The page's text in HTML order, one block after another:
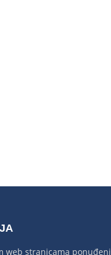
web stranicama ponuđeni